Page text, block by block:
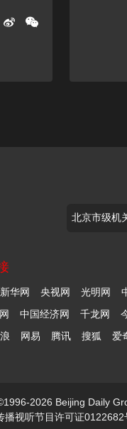
新华网 央视网 光明网
中国经济网 千龙网
网易 腾讯 搜狐 爱
2026 Beijing Daily
播视听节目许可证0122682